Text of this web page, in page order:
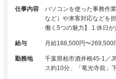
仕事内容
パソコンを使った事務作
など）や来客対応などを
働く5つの魅力】 1.休日
給与 月給188,500円〜269,500
勤務地
千葉県柏市酒井根45-1／
ス約10分、「竜光寺前」